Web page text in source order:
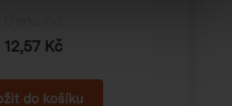
12,57 Kč